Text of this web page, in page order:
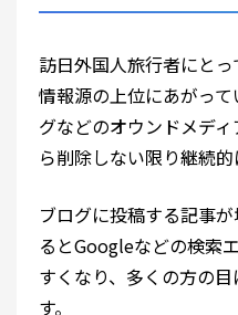
訪日外国人旅行者にと
情報源の上位にあがっ
グなどのオウンドメデ
ら削除しない限り継続的
ブログに投稿する記事
るとGoogleなどの検索
すくなり、多くの方の
す。